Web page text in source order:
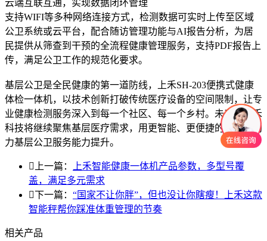
云端互联互通，实现数据闭环管理
支持WIFI等多种网络连接方式，检测数据可实时上传至区域
公卫系统或云平台，配合随访管理功能与AI报告分析，为居
民提供从筛查到干预的全流程健康管理服务，支持PDF报告上
传，满足公卫工作的规范化要求。
基层公卫是全民健康的第一道防线，上禾SH-203便携式健康
体检一体机，以技术创新打破传统医疗设备的空间限制，让专
业健康检测服务深入到每一个社区、每一个乡村。未来，上禾
科技将继续聚焦基层医疗需求，用更智能、更便捷的产品，助
力基层公卫服务能力提升。
 上一篇：
上禾智能健康一体机产品参数，多型号覆
盖，满足多元需求
下一篇： “国家不让你胖”，但也没让你瞎瘦！上禾这款
智能秤帮你踩准体重管理的节奏
相关产品